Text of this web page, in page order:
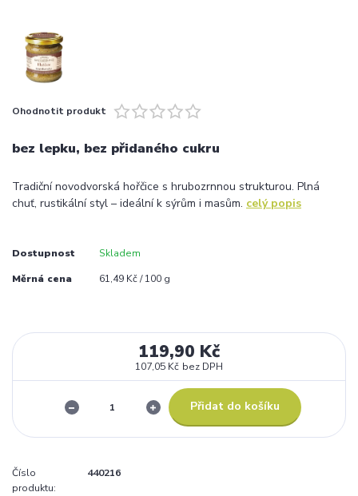
Ohodnotit produkt
bez lepku, bez přidaného cukru
Tradiční novodvorská hořčice s hrubozrnnou strukturou. Plná
chuť, rustikální styl – ideální k sýrům i masům. celý popis
Dostupnost Skladem
Měrná cena 61,49 Kč / 100 g
119,90 Kč
107,05 Kč bez DPH
Přidat do košíku
Číslo
produktu:
440216